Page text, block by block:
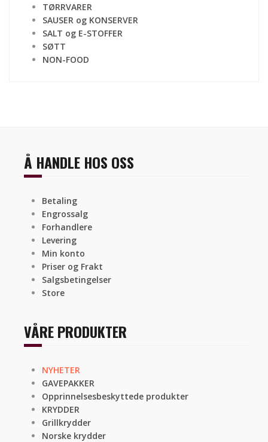
TØRRVARER
SAUSER og KONSERVER
SALT og E-STOFFER
SØTT
NON-FOOD
Å HANDLE HOS OSS
Betaling
Engrossalg
Forhandlere
Levering
Min konto
Priser og Frakt
Salgsbetingelser
Store
VÅRE PRODUKTER
NYHETER
GAVEPAKKER
Opprinnelsesbeskyttede produkter
KRYDDER
Grillkrydder
Norske krydder